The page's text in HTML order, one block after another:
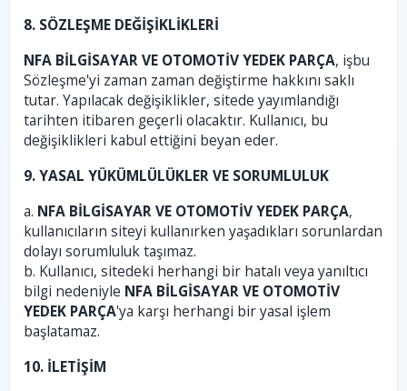
8. SÖZLEŞME DEĞİŞİKLİKLERİ
NFA BİLGİSAYAR VE OTOMOTİV YEDEK PARÇA, işbu
Sözleşme'yi zaman zaman değiştirme hakkını saklı
tutar. Yapılacak değişiklikler, sitede yayımlandığı
tarihten itibaren geçerli olacaktır. Kullanıcı, bu
değişiklikleri kabul ettiğini beyan eder.
9. YASAL YÜKÜMLÜLÜKLER VE SORUMLULUK
a. NFA BİLGİSAYAR VE OTOMOTİV YEDEK PARÇA,
kullanıcıların siteyi kullanırken yaşadıkları sorunlardan
dolayı sorumluluk taşımaz.
b. Kullanıcı, sitedeki herhangi bir hatalı veya yanıltıcı
bilgi nedeniyle NFA BİLGİSAYAR VE OTOMOTİV
YEDEK PARÇA'ya karşı herhangi bir yasal işlem
başlatamaz.
10. İLETİŞİM